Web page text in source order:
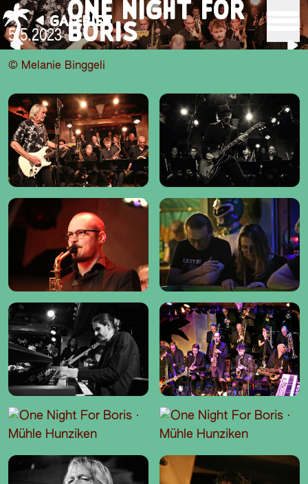
GALERIEN
5.5.2023
ONE NIGHT FOR
BORIS
© Melanie Binggeli